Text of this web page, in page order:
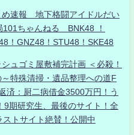
速報 地下格闘アイドルだい
ちゃんねる BNK48 ！
！GNZ48！STU48！SKE48
ュゴミ屋敷補完計画 ＜必殺！
特殊清掃・遺品整理への道F
済：厨二病借金3500万円！う
9期研究生、最後のサイト！全
トサイト絶賛！公開中